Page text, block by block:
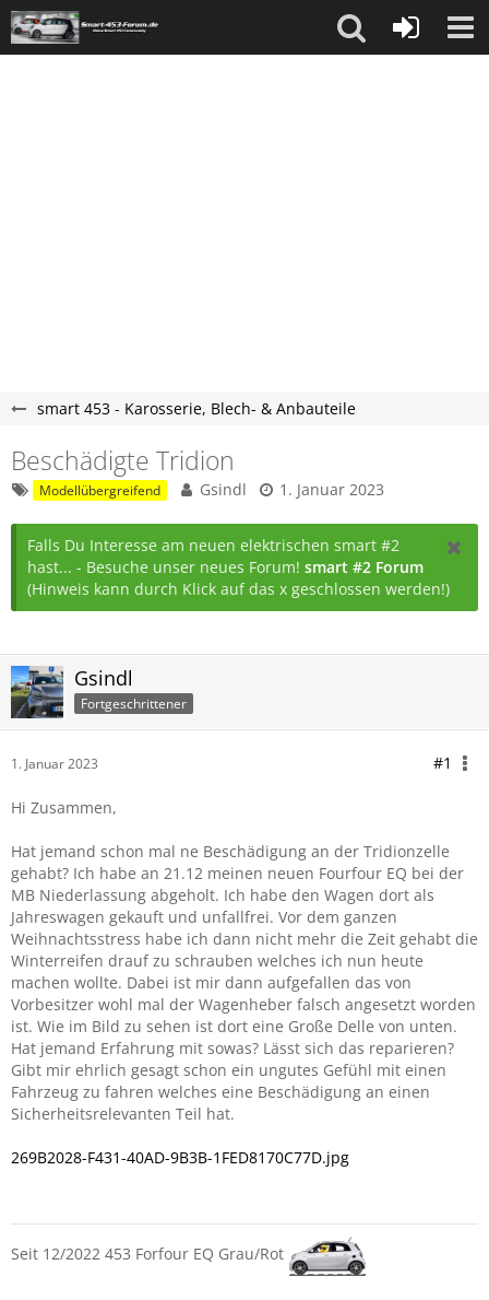
smart 453 - Karosserie, Blech- & Anbauteile
Beschädigte Tridion
Modellübergreifend Gsindl 1. Januar 2023
Falls Du Interesse am neuen elektrischen smart #2
hast... - Besuche unser neues Forum! smart #2 Forum
(Hinweis kann durch Klick auf das x geschlossen werden!)
Gsindl
Fortgeschrittener
1. Januar 2023 #1
Hi Zusammen,
Hat jemand schon mal ne Beschädigung an der Tridionzelle
gehabt? Ich habe an 21.12 meinen neuen Fourfour EQ bei der
MB Niederlassung abgeholt. Ich habe den Wagen dort als
Jahreswagen gekauft und unfallfrei. Vor dem ganzen
Weihnachtsstress habe ich dann nicht mehr die Zeit gehabt die
Winterreifen drauf zu schrauben welches ich nun heute
machen wollte. Dabei ist mir dann aufgefallen das von
Vorbesitzer wohl mal der Wagenheber falsch angesetzt worden
ist. Wie im Bild zu sehen ist dort eine Große Delle von unten.
Hat jemand Erfahrung mit sowas? Lässt sich das reparieren?
Gibt mir ehrlich gesagt schon ein ungutes Gefühl mit einen
Fahrzeug zu fahren welches eine Beschädigung an einen
Sicherheitsrelevanten Teil hat.
269B2028-F431-40AD-9B3B-1FED8170C77D.jpg
Seit 12/2022 453 Forfour EQ Grau/Rot